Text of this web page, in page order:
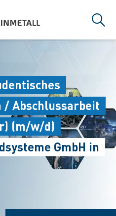
Abschlussarbeit
(m/w/d)
GmbH in